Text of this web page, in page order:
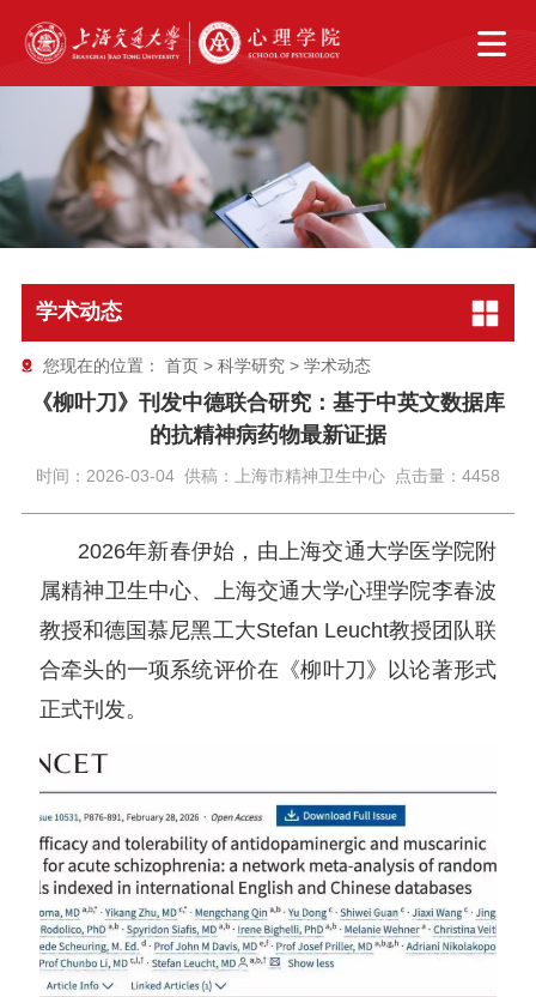
学术动态
您现在的位置： 首页> 科学研究> 学术动态
《柳叶刀》刊发中德联合研究：基于中英文数据库
的抗精神病药物最新证据
时间：2026-03-04 供稿：上海市精神卫生中心 点击量：4458
2026年新春伊始，由上海交通大学医学院附
属精神卫生中心、上海交通大学心理学院李春波
教授和德国慕尼黑工大Stefan Leucht教授团队联
合牵头的一项系统评价在《柳叶刀》以论著形式
正式刊发。